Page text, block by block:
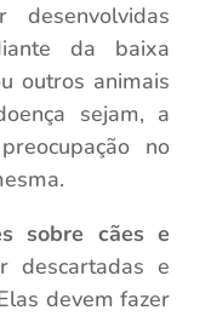
desenvolvidas
da baixa
outros animais
sejam, a
no
sobre cães e
descartadas e
devem fazer